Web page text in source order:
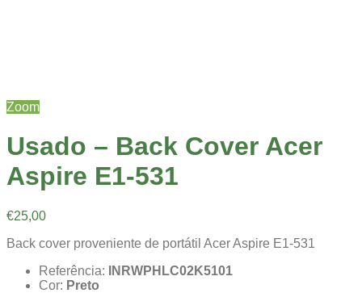
Zoom
Usado – Back Cover Acer
Aspire E1-531
€25,00
Back cover proveniente de portátil Acer Aspire E1-531
Referência:
INRWPHLC02K5101
Cor: Preto